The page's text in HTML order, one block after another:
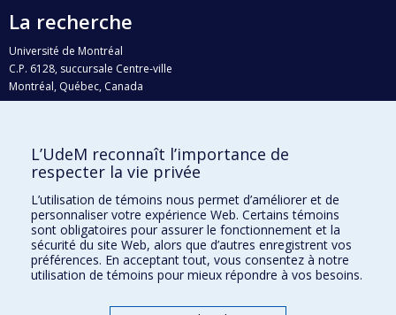
La recherche
Université de Montréal
C.P. 6128, succursale Centre-ville
Montréal, Québec, Canada
H3C 3J7
Qui fait quoi?
Nous trouver
Plan du site
Accessibilité
L’UdeM reconnaît l’importance de
respecter la vie privée
L’utilisation de témoins nous permet d’améliorer et de
personnaliser votre expérience Web. Certains témoins
sont obligatoires pour assurer le fonctionnement et la
sécurité du site Web, alors que d’autres enregistrent vos
préférences. En acceptant tout, vous consentez à notre
utilisation de témoins pour mieux répondre à vos besoins.